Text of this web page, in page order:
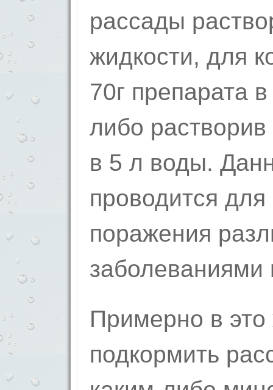
рассады
жидкости, для
70г препарата
либо
в 5 л воды.
проводится
поражения
заболеваниями
Примерно в
подкормить